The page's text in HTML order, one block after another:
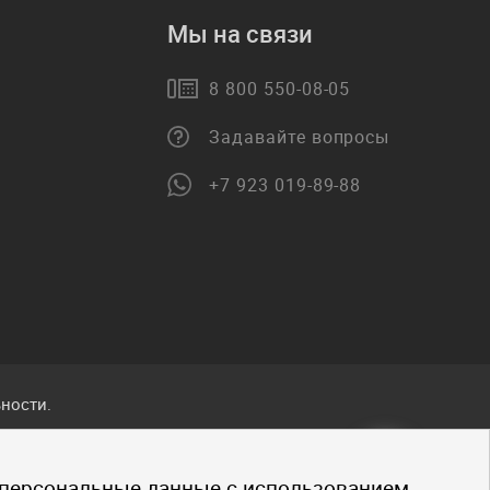
Мы на связи
8 800 550-08-05
Задавайте вопросы
+7 923 019-89-88